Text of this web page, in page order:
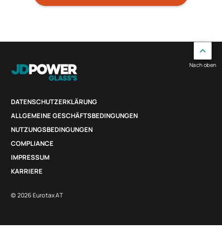
DATENSCHUTZERKLÄRUNG
ALLGEMEINE GESCHÄFTSBEDINGUNGEN
NUTZUNGSBEDINGUNGEN
COMPLIANCE
IMPRESSUM
KARRIERE
© 2026 Eurotax AT
Nach oben